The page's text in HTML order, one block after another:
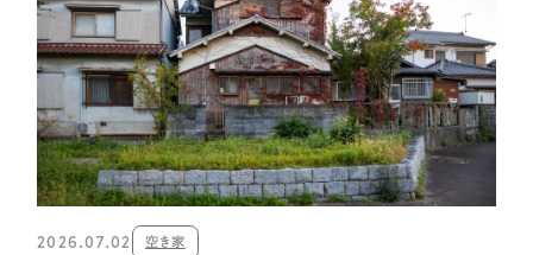
2026.07.02 空き家